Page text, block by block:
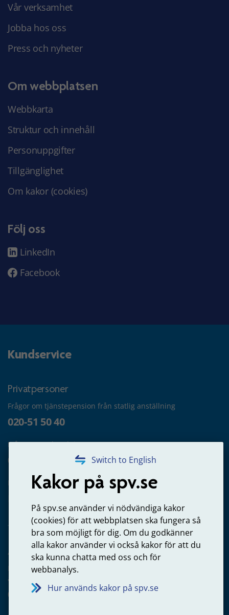
Switch to English
Kakor på spv.se
På spv.se använder vi nödvändiga kakor
(cookies) för att webbplatsen ska fungera så
bra som möjligt för dig. Om du godkänner
alla kakor använder vi också kakor för att du
ska kunna chatta med oss och för
webbanalys.
Hur används kakor på spv.se
Vår verksamhet
Jobba hos oss
Press och nyheter
Om webbplatsen
Webbkarta
Struktur och innehåll
Personuppgifter
Tillgänglighet
Om kakor (cookies)
Följ oss
LinkedIn
Facebook
Kundservice
Privatpersoner
Frågor om tjänstepension från statlig anställning
020-51 50 40
Frågor om utbetalning
020-65 00 65
Kontakta oss
Arbetsgivare
Frågor om administration av tjänstepension från statlig
anställning
060-18 75 03